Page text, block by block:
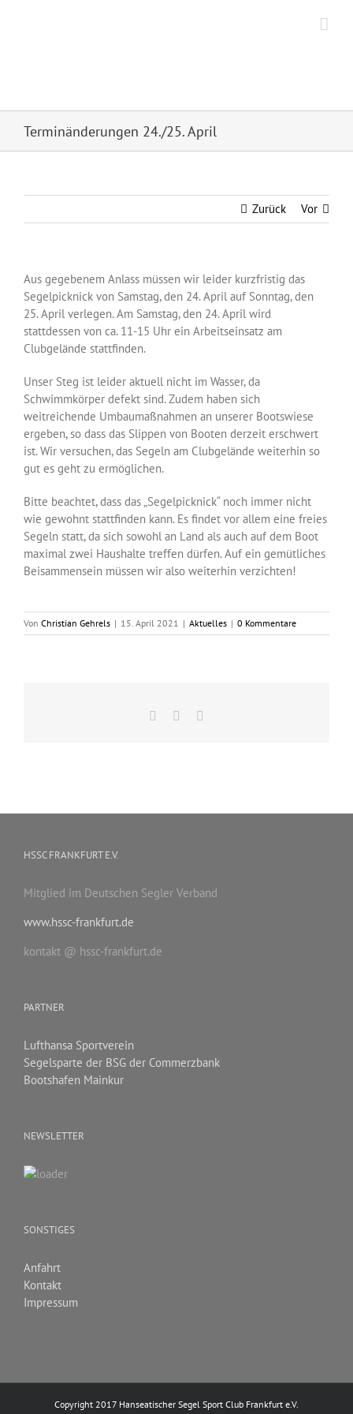
Terminänderungen 24./25. April
Zurück Vor
Aus gegebenem Anlass müssen wir leider kurzfristig das
Segelpicknick von Samstag, den 24. April auf Sonntag, den
25. April verlegen. Am Samstag, den 24. April wird
stattdessen von ca. 11-15 Uhr ein Arbeitseinsatz am
Clubgelände stattfinden.
Unser Steg ist leider aktuell nicht im Wasser, da
Schwimmkörper defekt sind. Zudem haben sich
weitreichende Umbaumaßnahmen an unserer Bootswiese
ergeben, so dass das Slippen von Booten derzeit erschwert
ist. Wir versuchen, das Segeln am Clubgelände weiterhin so
gut es geht zu ermöglichen.
Bitte beachtet, dass das „Segelpicknick“ noch immer nicht
wie gewohnt stattfinden kann. Es findet vor allem eine freies
Segeln statt, da sich sowohl an Land als auch auf dem Boot
maximal zwei Haushalte treffen dürfen. Auf ein gemütliches
Beisammensein müssen wir also weiterhin verzichten!
Von Christian Gehrels | 15. April 2021 | Aktuelles | 0 Kommentare
Facebook
HSSC FRANKFURT E.V.
Mitglied im Deutschen Segler Verband
www.hssc-frankfurt.de
kontakt @ hssc-frankfurt.de
PARTNER
Lufthansa Sportverein
Segelsparte der BSG der Commerzbank
Bootshafen Mainkur
NEWSLETTER
SONSTIGES
Anfahrt
Kontakt
Impressum
Copyright 2017 Hanseatischer Segel Sport Club Frankfurt e.V.